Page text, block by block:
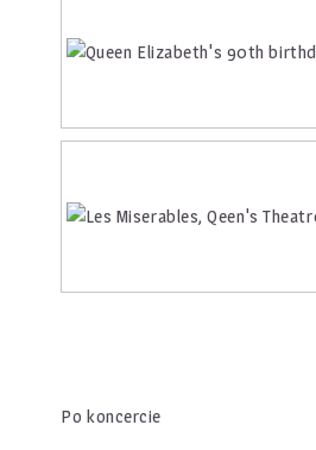
Po koncercie